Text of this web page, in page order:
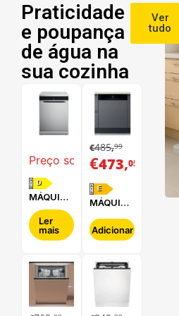
Praticidade
e poupança
de água na
sua cozinha
Ver
tudo
Preço sob consulta
D
MÁQUINA
DE LAVAR
LOUÇA
WHIRLPOOL
- WFC
Ler
mais
€485,99
€473,05
E
MÁQUINA
LOUÇA
HOTPOINT
Adicionar